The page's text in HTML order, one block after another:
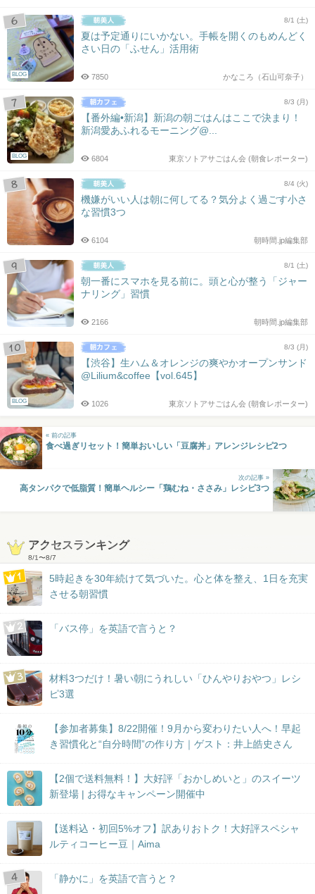
BLOG
8/1 (土)
夏は予定通りにいかない。手帳を開くのもめんどく
さい日の「ふせん」活用術
かなころ（石山可奈子）
7850
BLOG
8/3 (月)
【番外編•新潟】新潟の朝ごはんはここで決まり！
新潟愛あふれるモーニング@...
東京ソトアサごはん会 (朝食レポーター)
6804
8/4 (火)
機嫌がいい人は朝に何してる？気分よく過ごす小さ
な習慣3つ
朝時間.jp編集部
6104
8/1 (土)
朝一番にスマホを見る前に。頭と心が整う「ジャー
ナリング」習慣
朝時間.jp編集部
2166
BLOG
8/3 (月)
【渋谷】生ハム＆オレンジの爽やかオープンサンド
@Lilium&coffee【vol.645】
東京ソトアサごはん会 (朝食レポーター)
1026
« 前の記事
食べ過ぎリセット！簡単おいしい「豆腐丼」アレンジレシピ2つ
次の記事 »
高タンパクで低脂質！簡単ヘルシー「鶏むね・ささみ」レシピ3つ
アクセスランキング
8/1〜8/7
5時起きを30年続けて気づいた。心と体を整え、1日を充実
させる朝習慣
「バス停」を英語で言うと？
材料3つだけ！暑い朝にうれしい「ひんやりおやつ」レシ
ピ3選
【参加者募集】8/22開催！9月から変わりたい人へ！早起
き習慣化と“自分時間”の作り方｜ゲスト：井上皓史さん
【2個で送料無料！】大好評「おかしめいと」のスイーツ
新登場 | お得なキャンペーン開催中
【送料込・初回5%オフ】訳ありおトク！大好評スペシャ
ルティコーヒー豆｜Aima
「静かに」を英語で言うと？